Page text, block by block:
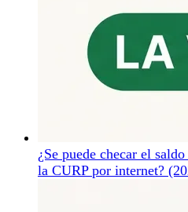
¿Se puede checar el
la CURP por internet?